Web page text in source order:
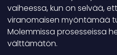
vaiheessa, kun on selvää,
viranomaisen myöntämää
Molemmissa prosesseissa
välttämätön.